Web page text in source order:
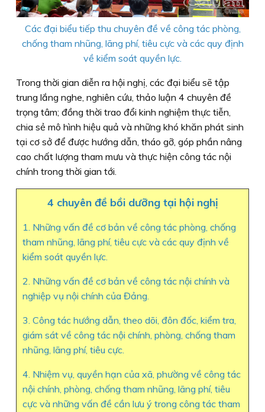
Các đại biểu tiếp thu chuyên đề về công tác phòng,
chống tham nhũng, lãng phí, tiêu cực và các quy định
về kiểm soát quyền lực.
Trong thời gian diễn ra hội nghị, các đại biểu sẽ tập
trung lắng nghe, nghiên cứu, thảo luận 4 chuyên đề
trọng tâm; đồng thời trao đổi kinh nghiệm thực tiễn,
chia sẻ mô hình hiệu quả và những khó khăn phát sinh
tại cơ sở để được hướng dẫn, tháo gỡ, góp phần nâng
cao chất lượng tham mưu và thực hiện công tác nội
chính trong thời gian tới.
4 chuyên đề bồi dưỡng tại hội nghị
1. Những vấn đề cơ bản về công tác phòng, chống
tham nhũng, lãng phí, tiêu cực và các quy định về
kiểm soát quyền lực.
2. Những vấn đề cơ bản về công tác nội chính và
nghiệp vụ nội chính của Đảng.
3. Công tác hướng dẫn, theo dõi, đôn đốc, kiểm tra,
giám sát về công tác nội chính, phòng, chống tham
nhũng, lãng phí, tiêu cực.
4. Nhiệm vụ, quyền hạn của xã, phường về công tác
nội chính, phòng, chống tham nhũng, lãng phí, tiêu
cực và những vấn đề cần lưu ý trong công tác tham